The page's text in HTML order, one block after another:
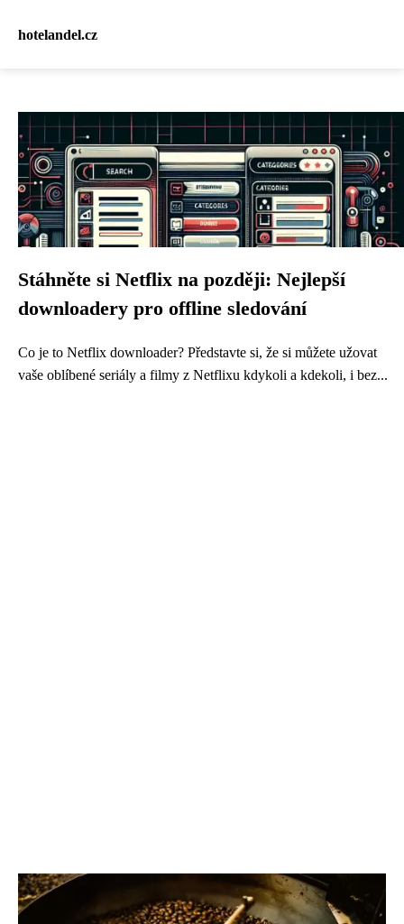
hotelandel.cz
Stáhněte si Netflix na později: Nejlepší
downloadery pro offline sledování
Co je to Netflix downloader? Představte si, že si můžete užovat
vaše oblíbené seriály a filmy z Netflixu kdykoli a kdekoli, i bez...